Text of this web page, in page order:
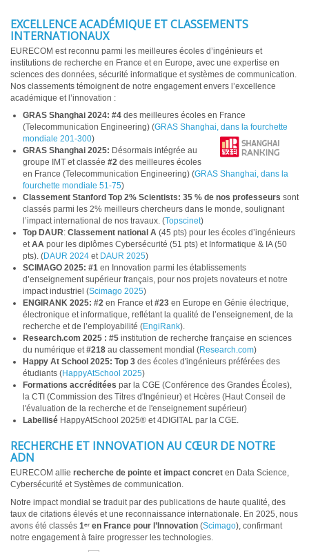
EXCELLENCE ACADÉMIQUE ET CLASSEMENTS
INTERNATIONAUX
EURECOM est reconnu parmi les meilleures écoles d’ingénieurs et
institutions de recherche en France et en Europe, avec une expertise en
sciences des données, sécurité informatique et systèmes de communication.
Nos classements témoignent de notre engagement envers l’excellence
académique et l’innovation :
GRAS Shanghai 2024: #4 des meilleures écoles en France
(Telecommunication Engineering) (GRAS Shanghai, dans la fourchette
mondiale 201-300)
GRAS Shanghai 2025: Désormais intégrée au
groupe IMT et classée #2 des meilleures écoles
en France (Telecommunication Engineering) (GRAS Shanghai, dans la
fourchette mondiale 51-75)
Classement Stanford Top 2% Scientists: 35 % de nos professeurs sont
classés parmi les 2% meilleurs chercheurs dans le monde, soulignant
l’impact international de nos travaux. (Topscinet)
Top DAUR: Classement national A (45 pts) pour les écoles d’ingénieurs
etAA pour les diplômes Cybersécurité (51 pts) et Informatique & IA (50
pts). (DAUR 2024 et DAUR 2025)
SCIMAGO 2025: #1 en Innovation parmi les établissements
d’enseignement supérieur français, pour nos projets novateurs et notre
impact industriel (Scimago 2025)
ENGIRANK 2025: #2 en France et#23 en Europe en Génie électrique,
électronique et informatique, reflétant la qualité de l’enseignement, de la
recherche et de l’employabilité (EngiRank).
Research.com 2025 : #5 institution de recherche française en sciences
du numérique et#218 au classement mondial (Research.com)
Happy At School 2025: Top 3 des écoles d'ingénieurs préférées des
étudiants (HappyAtSchool 2025)
Formations accréditées par la CGE (Conférence des Grandes Écoles),
la CTI (Commission des Titres d'Ingénieur) et Hcères (Haut Conseil de
l'évaluation de la recherche et de l'enseignement supérieur)
Labellisé HappyAtSchool 2025® et 4DIGITAL par la CGE.
RECHERCHE ET INNOVATION AU CŒUR DE NOTRE
ADN
EURECOM allie recherche de pointe et impact concret en Data Science,
Cybersécurité et Systèmes de communication.
Notre impact mondial se traduit par des publications de haute qualité, des
taux de citations élevés et une reconnaissance internationale. En 2025, nous
avons été classés 1ᵉʳ en France pour l’Innovation (Scimago), confirmant
notre engagement à faire progresser les technologies.